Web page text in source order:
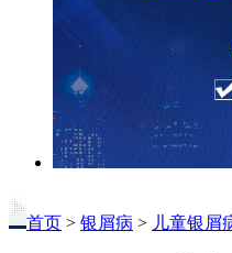
首页 > 银屑病 > 儿童银屑